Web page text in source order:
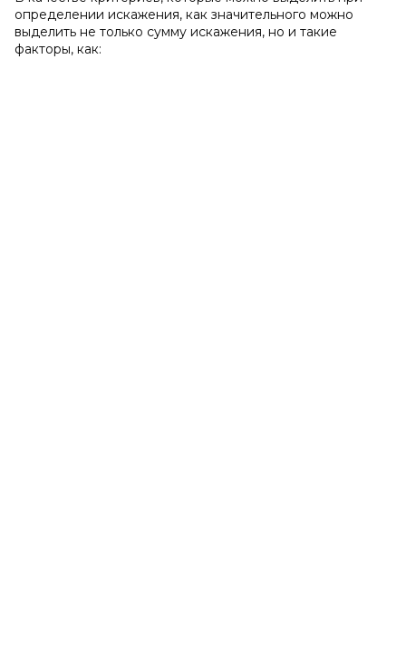
определении искажения, как значительного можно
выделить не только сумму искажения, но и такие
факторы, как: